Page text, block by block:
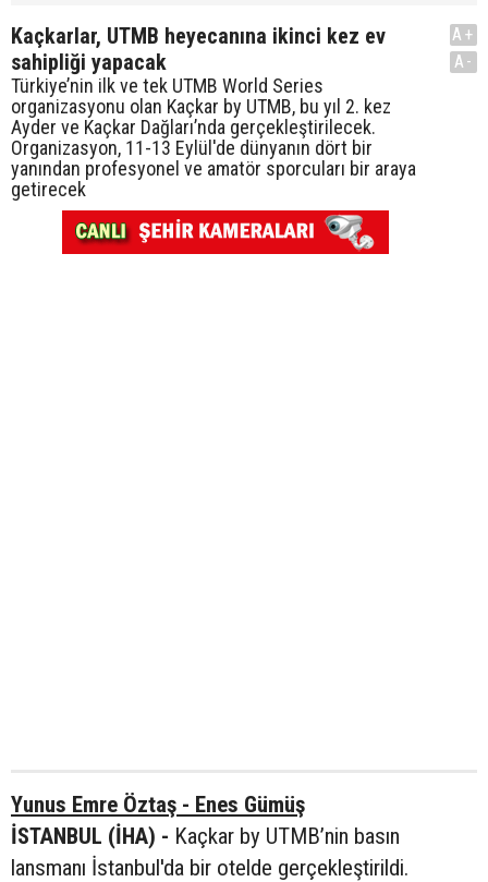
Kaçkarlar, UTMB heyecanına ikinci kez ev
sahipliği yapacak
Türkiye’nin ilk ve tek UTMB World Series
organizasyonu olan Kaçkar by UTMB, bu yıl 2. kez
Ayder ve Kaçkar Dağları’nda gerçekleştirilecek.
Organizasyon, 11-13 Eylül'de dünyanın dört bir
yanından profesyonel ve amatör sporcuları bir araya
getirecek
A+
A-
Yunus Emre Öztaş - Enes Gümüş
İSTANBUL (İHA) - Kaçkar by UTMB’nin basın
lansmanı İstanbul'da bir otelde gerçekleştirildi.